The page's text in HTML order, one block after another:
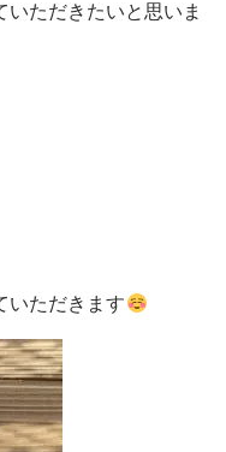
ただきたいと思いま
いただきます